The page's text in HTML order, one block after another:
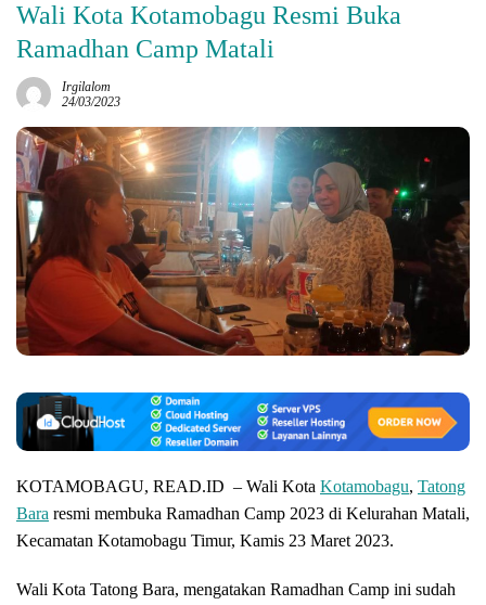
Wali Kota Kotamobagu Resmi Buka
Ramadhan Camp Matali
Irgilalom
24/03/2023
KOTAMOBAGU, READ.ID – Wali Kota Kotamobagu, Tatong
Bara resmi membuka Ramadhan Camp 2023 di Kelurahan Matali,
Kecamatan Kotamobagu Timur, Kamis 23 Maret 2023.
Wali Kota Tatong Bara, mengatakan Ramadhan Camp ini sudah